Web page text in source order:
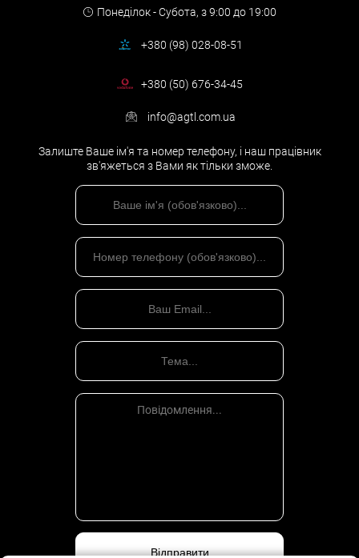
ЗАМОВИТИ ПРОВАДЖЕННЯ В СУДІ
знання існуючого законодавства. Тим ретельніше підготовлені
матеріали по справі, тим краще представлена ваша позиція по
можуть призвести до серйозних фінансових неприємностей.
Щоб ризики були мінімальними, потрібен професійний захист
інтересів у суді.
ПОЗОВ ДО СУДУ
Захист прав в суді загальної юрисдикції передбачає ґрунтовне
знання існуючого законодавства. Тим ретельніше підготовлені
справі, тим більше шансів на перемогу, прорахунки в захисті
можуть призвести до серйозних фінансових неприємностей.
Щоб ризики були мінімальними, потрібен професійний захист
інтересів у суді.
знання існуючого законодавства. Суд може постановити, що
одна зі сторін не задоволена.Учасники справи, а також ті, хто
не брав участі у справі, якщо суд прийняв рішення про свої
Понеділок - Субота, з 9:00 до 19:00
+380 (98) 028-08-51
+380 (50) 676-34-45
info@agtl.com.ua
Залиште Ваше ім'я та номер телефону, і наш працівник
зв'яжеться з Вами як тільки зможе.